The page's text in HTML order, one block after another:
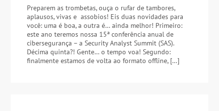
Preparem as trombetas, ouça o rufar de tambores,
aplausos, vivas e assobios! Eis duas novidades para
você: uma é boa, a outra é… ainda melhor! Primeiro:
este ano teremos nossa 15ª conferência anual de
cibersegurança – a Security Analyst Summit (SAS).
Décima quinta?! Gente… o tempo voa! Segundo:
finalmente estamos de volta ao formato offline, […]